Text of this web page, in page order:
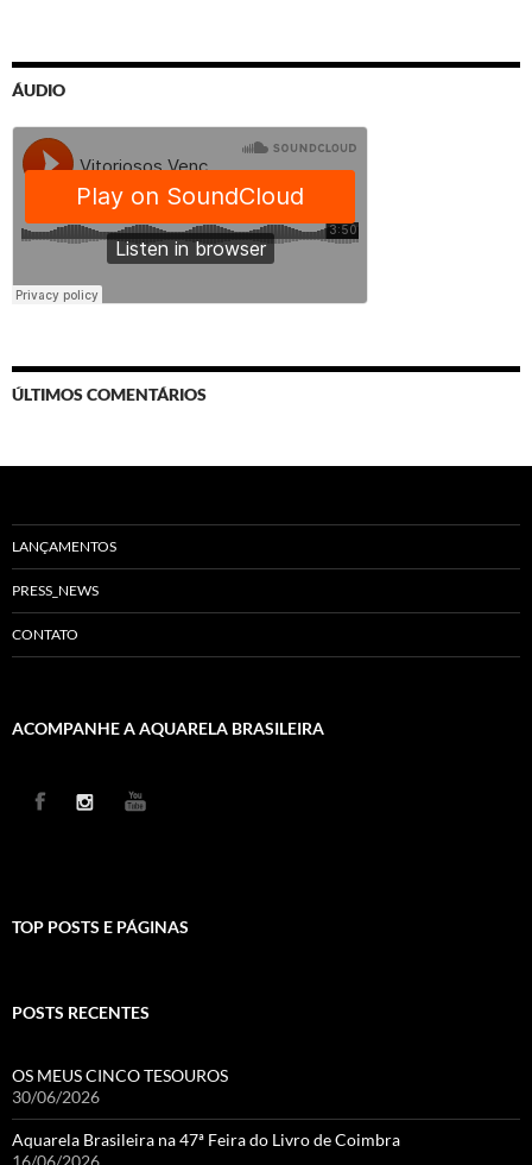
ÁUDIO
ÚLTIMOS COMENTÁRIOS
LANÇAMENTOS
PRESS_NEWS
CONTATO
ACOMPANHE A AQUARELA BRASILEIRA
TOP POSTS E PÁGINAS
POSTS RECENTES
OS MEUS CINCO TESOUROS
30/06/2026
Aquarela Brasileira na 47ª Feira do Livro de Coimbra